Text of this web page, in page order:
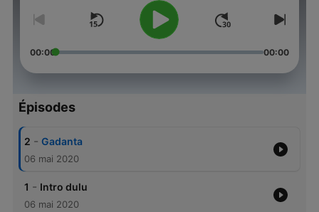
00:00 00:00
Épisodes
2 - Gadanta
06 mai 2020
1 - Intro dulu
06 mai 2020